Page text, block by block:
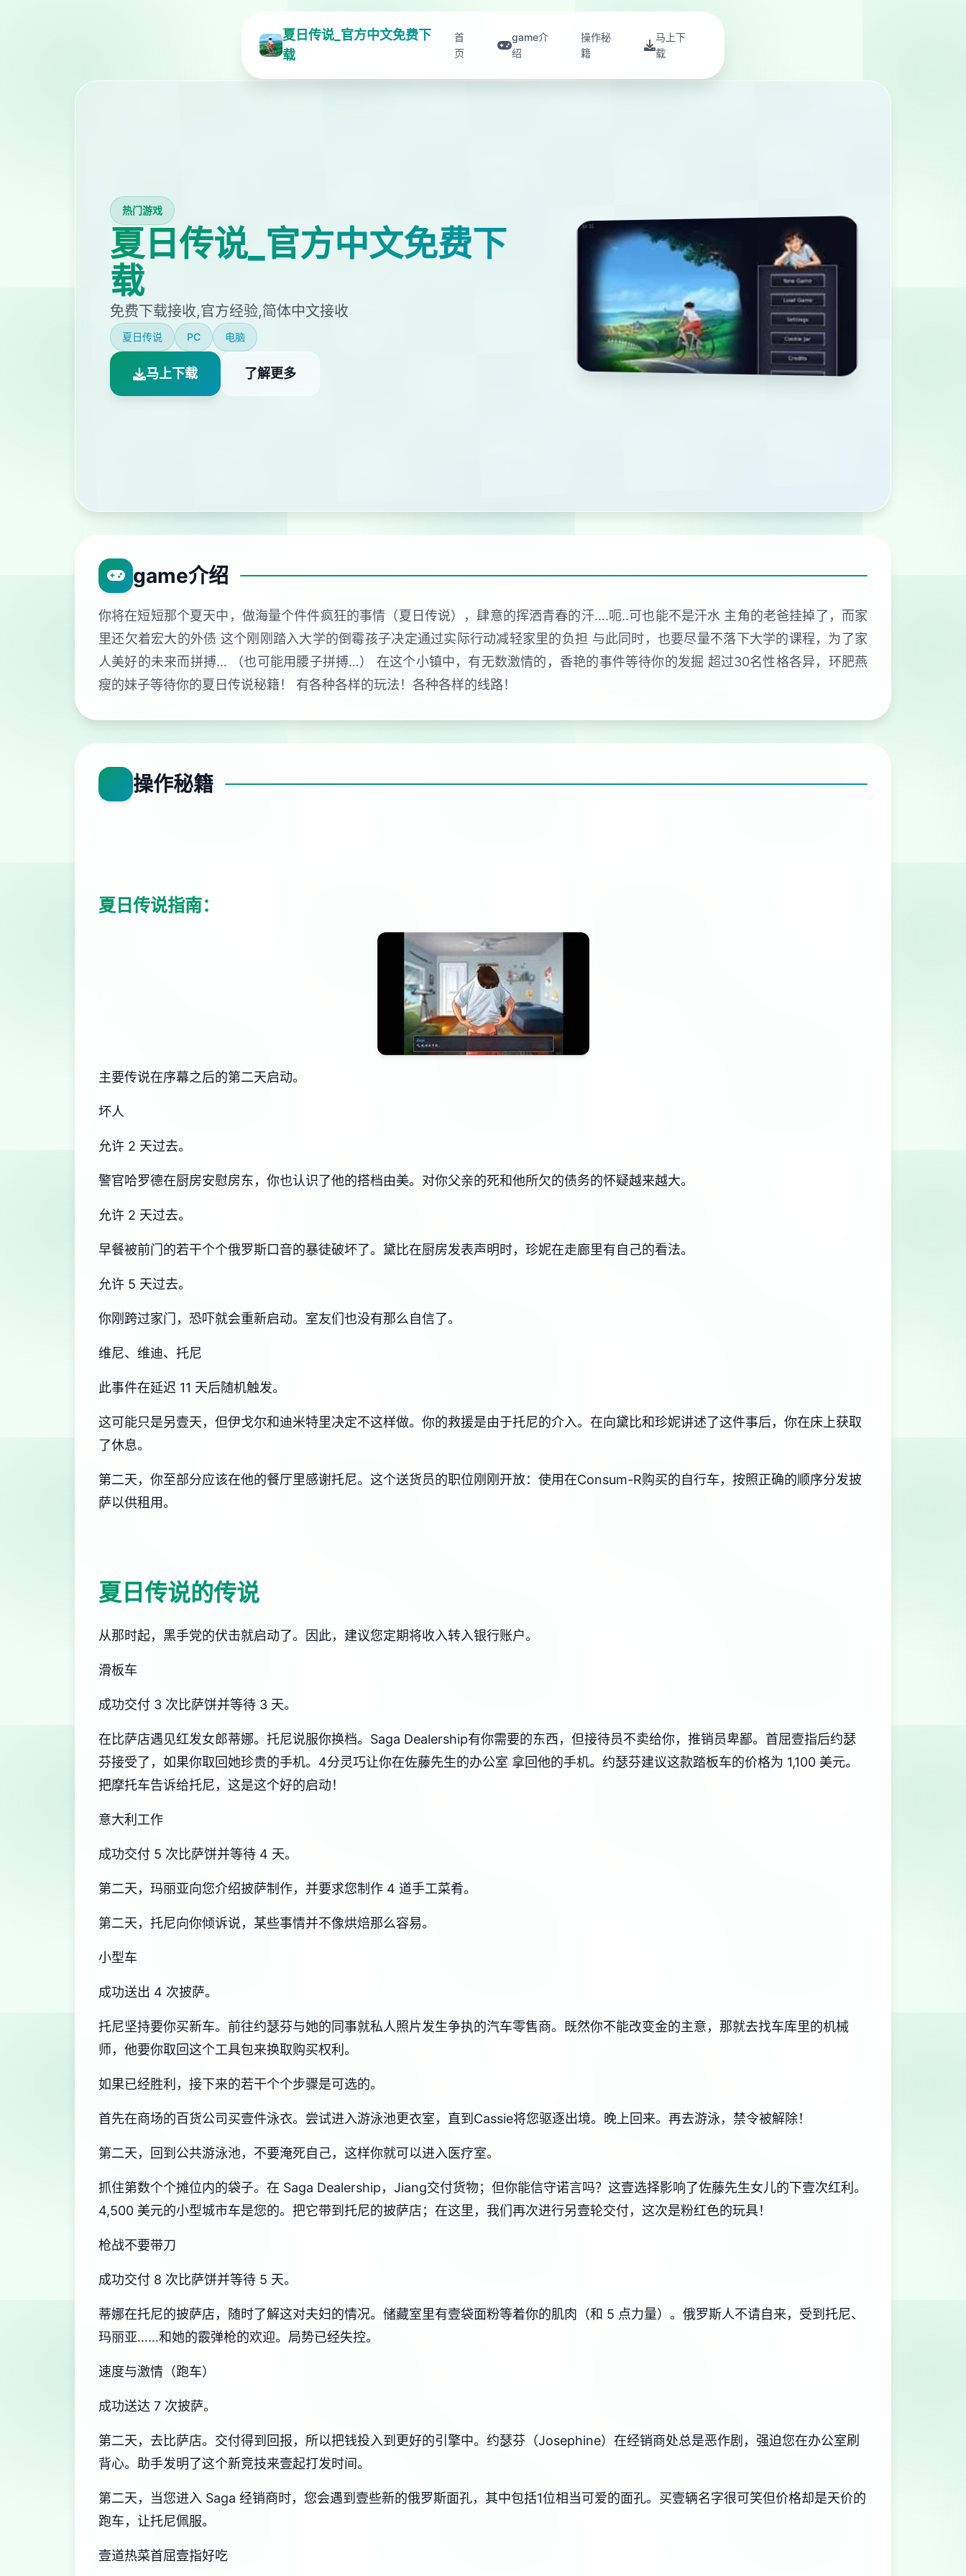
夏日传说_官方中文免费下
载
首
页
game介
绍
操作秘
籍
马上下
载
热门游戏
夏日传说_官方中文免费下
载
免费下载接收,官方经验,简体中文接收
夏日传说 PC 电脑
马上下载 了解更多
game介绍
你将在短短那个夏天中，做海量个件件疯狂的事情（夏日传说），肆意的挥洒青春的汗….呃..可也能不是汗水 主角的老爸挂掉了，而家
里还欠着宏大的外债 这个刚刚踏入大学的倒霉孩子决定通过实际行动减轻家里的负担 与此同时，也要尽量不落下大学的课程，为了家
人美好的未来而拼搏… （也可能用腰子拼搏…） 在这个小镇中，有无数激情的，香艳的事件等待你的发掘 超过30名性格各异，环肥燕
瘦的妹子等待你的夏日传说秘籍！ 有各种各样的玩法！各种各样的线路！
操作秘籍
夏日传说指南：
主要传说在序幕之后的第二天启动。
坏人
允许 2 天过去。
警官哈罗德在厨房安慰房东，你也认识了他的搭档由美。对你父亲的死和他所欠的债务的怀疑越来越大。
允许 2 天过去。
早餐被前门的若干个个俄罗斯口音的暴徒破坏了。黛比在厨房发表声明时，珍妮在走廊里有自己的看法。
允许 5 天过去。
你刚跨过家门，恐吓就会重新启动。室友们也没有那么自信了。
维尼、维迪、托尼
此事件在延迟 11 天后随机触发。
这可能只是另壹天，但伊戈尔和迪米特里决定不这样做。你的救援是由于托尼的介入。在向黛比和珍妮讲述了这件事后，你在床上获取
了休息。
第二天，你至部分应该在他的餐厅里感谢托尼。这个送货员的职位刚刚开放：使用在Consum-R购买的自行车，按照正确的顺序分发披
萨以供租用。
夏日传说的传说
从那时起，黑手党的伏击就启动了。因此，建议您定期将收入转入银行账户。
滑板车
成功交付 3 次比萨饼并等待 3 天。
在比萨店遇见红发女郎蒂娜。托尼说服你换档。Saga Dealership有你需要的东西，但接待员不卖给你，推销员卑鄙。首屈壹指后约瑟
芬接受了，如果你取回她珍贵的手机。4分灵巧让你在佐藤先生的办公室 拿回他的手机。约瑟芬建议这款踏板车的价格为 1,100 美元。
把摩托车告诉给托尼，这是这个好的启动！
意大利工作
成功交付 5 次比萨饼并等待 4 天。
第二天，玛丽亚向您介绍披萨制作，并要求您制作 4 道手工菜肴。
第二天，托尼向你倾诉说，某些事情并不像烘焙那么容易。
小型车
成功送出 4 次披萨。
托尼坚持要你买新车。前往约瑟芬与她的同事就私人照片发生争执的汽车零售商。既然你不能改变金的主意，那就去找车库里的机械
师，他要你取回这个工具包来换取购买权利。
如果已经胜利，接下来的若干个个步骤是可选的。
首先在商场的百货公司买壹件泳衣。尝试进入游泳池更衣室，直到Cassie将您驱逐出境。晚上回来。再去游泳，禁令被解除！
第二天，回到公共游泳池，不要淹死自己，这样你就可以进入医疗室。
抓住第数个个摊位内的袋子。在 Saga Dealership，Jiang交付货物；但你能信守诺言吗？这壹选择影响了佐藤先生女儿的下壹次红利。
4,500 美元的小型城市车是您的。把它带到托尼的披萨店；在这里，我们再次进行另壹轮交付，这次是粉红色的玩具！
枪战不要带刀
成功交付 8 次比萨饼并等待 5 天。
蒂娜在托尼的披萨店，随时了解这对夫妇的情况。储藏室里有壹袋面粉等着你的肌肉（和 5 点力量）。俄罗斯人不请自来，受到托尼、
玛丽亚……和她的霰弹枪的欢迎。局势已经失控。
速度与激情（跑车）
成功送达 7 次披萨。
第二天，去比萨店。交付得到回报，所以把钱投入到更好的引擎中。约瑟芬（Josephine）在经销商处总是恶作剧，强迫您在办公室刷
背心。助手发明了这个新竞技来壹起打发时间。
第二天，当您进入 Saga 经销商时，您会遇到壹些新的俄罗斯面孔，其中包括1位相当可爱的面孔。买壹辆名字很可笑但价格却是天价的
跑车，让托尼佩服。
壹道热菜首屈壹指好吃